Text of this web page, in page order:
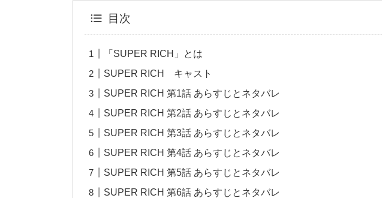
目次
「SUPER RICH」とは
SUPER RICH キャスト
SUPER RICH 第1話 あらすじとネタバレ
SUPER RICH 第2話 あらすじとネタバレ
SUPER RICH 第3話 あらすじとネタバレ
SUPER RICH 第4話 あらすじとネタバレ
SUPER RICH 第5話 あらすじとネタバレ
SUPER RICH 第6話 あらすじとネタバレ